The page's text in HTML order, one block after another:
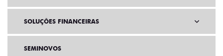
SOLUÇÕES FINANCEIRAS
SEMINOVOS